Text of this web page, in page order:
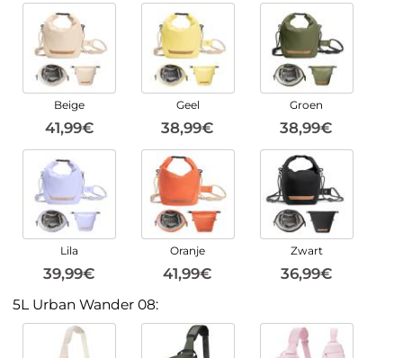
Beige
41,99€
Geel
38,99€
Groen
38,99€
Lila
39,99€
Oranje
41,99€
Zwart
36,99€
5L Urban Wander 08: